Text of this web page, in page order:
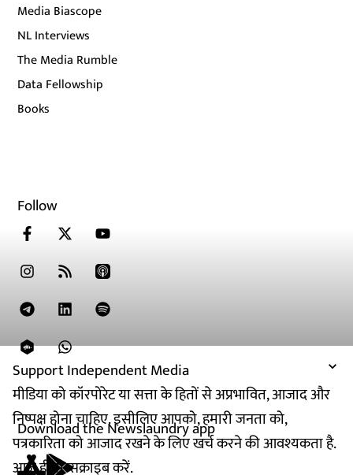
Support Independent Media
मीडिया को कॉरपोरेट या सत्ता के हितों से अप्रभावित, आजाद और
निष्पक्ष होना चाहिए. इसीलिए आपको, हमारी जनता को,
पत्रकारिता को आजाद रखने के लिए खर्च करने की आवश्यकता है.
आज ही सब्सक्राइब करें.
Media Biascope
NL Interviews
The Media Rumble
Data Fellowship
Books
Follow
Download the Newslaundry app